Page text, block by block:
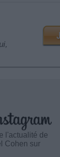
l'actualité de
Cohen sur